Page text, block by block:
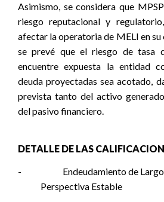
Asimismo, se considera que
riesgo reputacional y
afectar la operatoria de MELI en su
se prevé que el riesgo de tasa
encuentre expuesta la entidad
deuda proyectadas sea acotado,
prevista tanto del activo
del pasivo financiero.
DETALLE DE LAS
-
Endeudamiento de
Perspectiva Estable